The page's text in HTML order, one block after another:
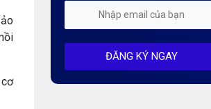
Mỗi tuần 01 Server
Server Dedicated (Máy chủ riêng)
ĐĂNG KÝ NGAY